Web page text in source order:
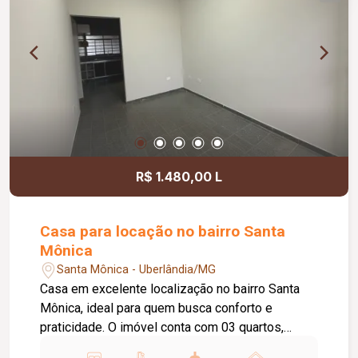
R$ 1.480,00 L
Casa para locação no bairro Santa
Mônica
Santa Mônica - Uberlândia/MG
Casa em excelente localização no bairro Santa
Mônica, ideal para quem busca conforto e
praticidade. O imóvel conta com 03 quartos,